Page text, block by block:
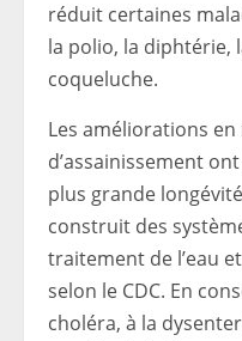
réduit certaines
la polio, la diphtérie,
coqueluche.
Les améliorations
d’assainissement
plus grande
construit des
traitement de l’eau
selon le CDC. En
choléra, à la